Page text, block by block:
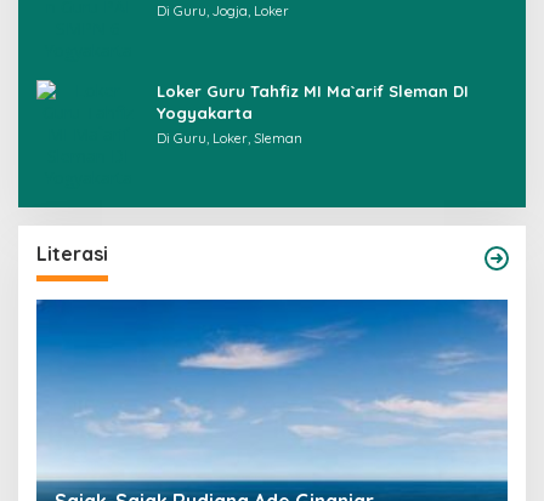
Di Guru, Jogja, Loker
Loker Guru Tahfiz MI Ma`arif Sleman DI
Yogyakarta
Di Guru, Loker, Sleman
Literasi